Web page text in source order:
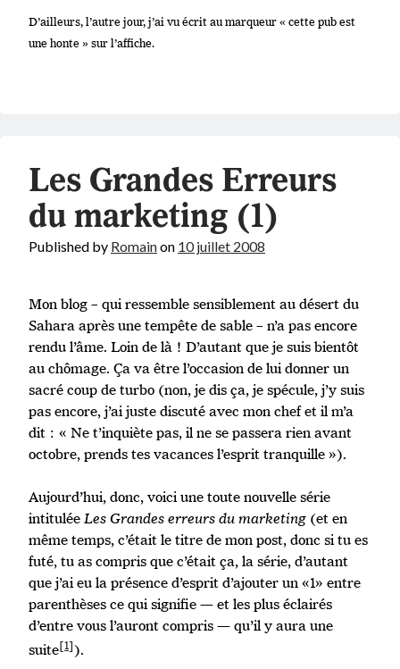
D’ailleurs, l’autre jour, j’ai vu écrit au marqueur « cette pub est
une honte » sur l’affiche.
Les Grandes Erreurs
du marketing (1)
Published by Romainon 10 juillet 2008
Mon blog – qui ressemble sensiblement au désert du
Sahara après une tempête de sable – n’a pas encore
rendu l’âme. Loin de là ! D’autant que je suis bientôt
au chômage. Ça va être l’occasion de lui donner un
sacré coup de turbo (non, je dis ça, je spécule, j’y suis
pas encore, j’ai juste discuté avec mon chef et il m’a
dit : « Ne t’inquiète pas, il ne se passera rien avant
octobre, prends tes vacances l’esprit tranquille »).
Aujourd’hui, donc, voici une toute nouvelle série
intituléeLes Grandes erreurs du marketing (et en
même temps, c’était le titre de mon post, donc si tu es
futé, tu as compris que c’était ça, la série, d’autant
que j’ai eu la présence d’esprit d’ajouter un «1» entre
parenthèses ce qui signifie — et les plus éclairés
d’entre vous l’auront compris — qu’il y aura une
suite[1]).